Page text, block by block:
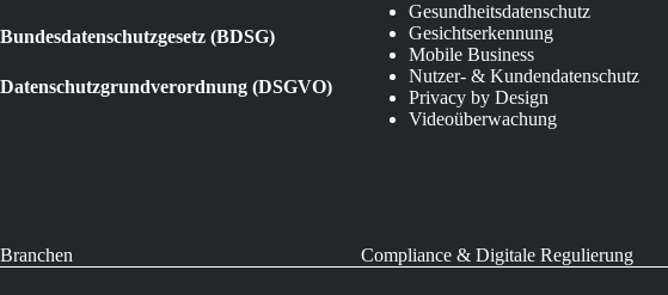
Bundesdatenschutzgesetz (BDSG)
Datenschutzgrundverordnung (DSGVO)
Gesundheitsdatenschutz
Gesichtserkennung
Mobile Business
Nutzer- & Kundendatenschutz
Privacy by Design
Videoüberwachung
Branchen Compliance & Digitale Regulierung